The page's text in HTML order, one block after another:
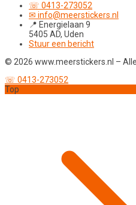
☏ 0413-273052
✉ info@meerstickers.nl
📍 Energielaan 9
5405 AD, Uden
Stuur een bericht
© 2026 www.meerstickers.nl –
☏ 0413-273052
Top